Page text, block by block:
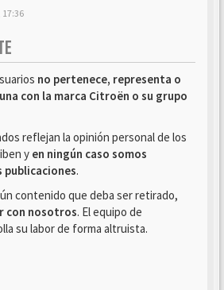
no pertenece, representa o
con la marca Citroën o su grupo
reflejan la opinión personal de los
y en ningún caso somos
publicaciones.
contenido que deba ser retirado,
con nosotros. El equipo de
su labor de forma altruista.